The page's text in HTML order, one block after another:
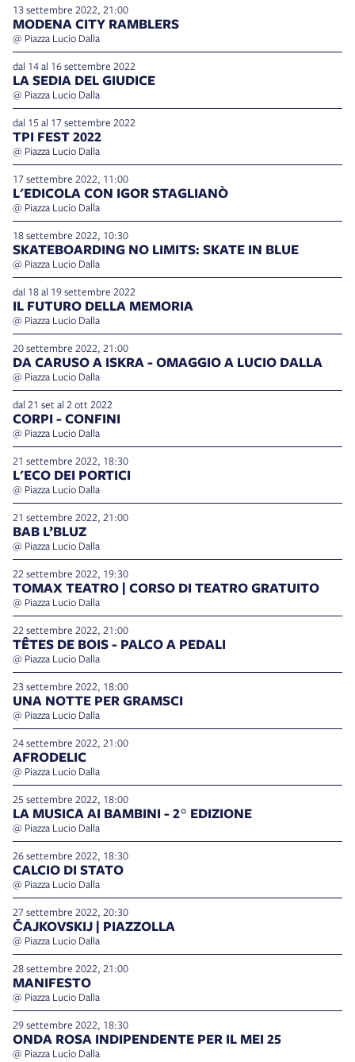
13 settembre 2022, 21:00
MODENA CITY RAMBLERS
@ Piazza Lucio Dalla
dal 14 al 16 settembre 2022
LA SEDIA DEL GIUDICE
@ Piazza Lucio Dalla
dal 15 al 17 settembre 2022
TPI FEST 2022
@ Piazza Lucio Dalla
17 settembre 2022, 11:00
L'EDICOLA CON IGOR STAGLIANÒ
@ Piazza Lucio Dalla
18 settembre 2022, 10:30
SKATEBOARDING NO LIMITS: SKATE IN BLUE
@ Piazza Lucio Dalla
dal 18 al 19 settembre 2022
IL FUTURO DELLA MEMORIA
@ Piazza Lucio Dalla
20 settembre 2022, 21:00
DA CARUSO A ISKRA - OMAGGIO A LUCIO DALLA
@ Piazza Lucio Dalla
dal 21 set al 2 ott 2022
CORPI - CONFINI
@ Piazza Lucio Dalla
21 settembre 2022, 18:30
L'ECO DEI PORTICI
@ Piazza Lucio Dalla
21 settembre 2022, 21:00
BAB L’BLUZ
@ Piazza Lucio Dalla
22 settembre 2022, 19:30
TOMAX TEATRO | CORSO DI TEATRO GRATUITO
@ Piazza Lucio Dalla
22 settembre 2022, 21:00
TÊTES DE BOIS - PALCO A PEDALI
@ Piazza Lucio Dalla
23 settembre 2022, 18:00
UNA NOTTE PER GRAMSCI
@ Piazza Lucio Dalla
24 settembre 2022, 21:00
AFRODELIC
@ Piazza Lucio Dalla
25 settembre 2022, 18:00
LA MUSICA AI BAMBINI - 2° EDIZIONE
@ Piazza Lucio Dalla
26 settembre 2022, 18:30
CALCIO DI STATO
@ Piazza Lucio Dalla
27 settembre 2022, 20:30
ČAJKOVSKIJ | PIAZZOLLA
@ Piazza Lucio Dalla
28 settembre 2022, 21:00
MANIFESTO
@ Piazza Lucio Dalla
29 settembre 2022, 18:30
ONDA ROSA INDIPENDENTE PER IL MEI 25
@ Piazza Lucio Dalla